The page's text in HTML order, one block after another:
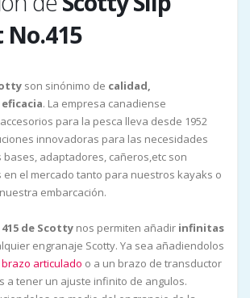
No.415
son sinónimo de calidad,
. La empresa canadiense
para la pesca lleva desde 1952
innovadoras para las necesidades
bases, adaptadores, cañeros,etc son
el mercado tanto para nuestros kayaks o
embarcación.
de Scotty nos permiten añadir infinitas
engranaje Scotty. Ya sea añadiendolos
brazo articulado o a un brazo de transductor
a tener un ajuste infinito de angulos.